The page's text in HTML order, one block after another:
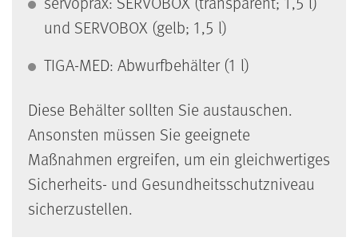
und SERVOBOX (gelb; 1,5 l)
TIGA-MED: Abwurfbehälter (1 l)
Diese Behälter sollten Sie austauschen.
Ansonsten müssen Sie geeignete
Maßnahmen ergreifen, um ein gleichwertiges
Sicherheits- und Gesundheitsschutzniveau
sicherzustellen.